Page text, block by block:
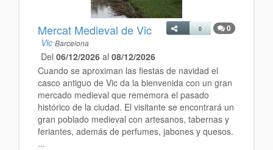
0
0
Mercat Medieval de Vic
Vic Barcelona
Del 06/12/2026 al 08/12/2026
Cuando se aproximan las fiestas de navidad el
casco antiguo de Vic da la bienvenida con un gran
mercado medieval que rememora el pasado
histórico de la ciudad. El visitante se encontrará un
gran poblado medieval con artesanos, tabernas y
feriantes, además de perfumes, jabones y quesos.
...